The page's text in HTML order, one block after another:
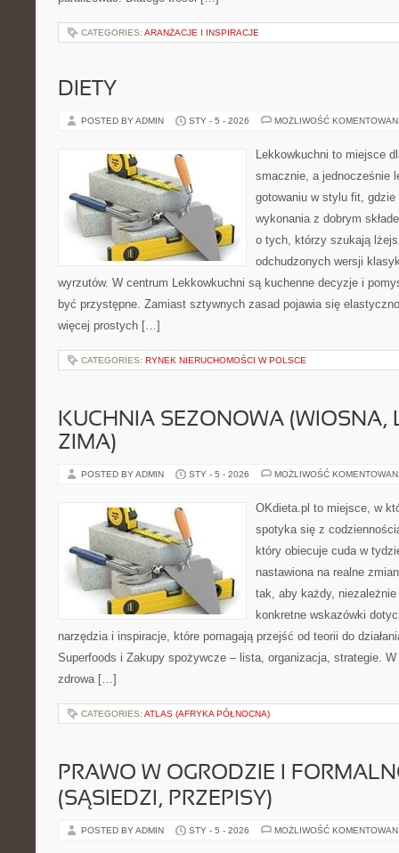
CATEGORIES: ARANŻACJE I INSPIRACJE
DIETY
POSTED BY ADMIN STY - 5 - 2026 MOŻLIWOŚĆ
Lekkowkuchni to miejsce
smacznie, a jednocześnie
gotowaniu w stylu fit, gdzie
wykonania z dobrym
o tych, którzy szukają
odchudzonych wersji
wyrzutów. W centrum Lekkowkuchni są kuchenne decyzje i
być przystępne. Zamiast sztywnych zasad pojawia się
więcej prostych […]
CATEGORIES: RYNEK NIERUCHOMOŚCI W POLSCE
KUCHNIA SEZONOWA (WIOSNA,
ZIMA)
POSTED BY ADMIN STY - 5 - 2026 MOŻLIWOŚĆ
OKdieta.pl to miejsce, w
spotyka się z
który obiecuje cuda w
nastawiona na realne
tak, aby każdy,
konkretne wskazówki
narzędzia i inspiracje, które pomagają przejść od teorii do
Superfoods i Zakupy spożywcze – lista, organizacja, strategie.
zdrowa […]
CATEGORIES: ATLAS (AFRYKA PÓŁNOCNA)
PRAWO W OGRODZIE I
(SĄSIEDZI, PRZEPISY)
POSTED BY ADMIN STY - 5 - 2026 MOŻLIWOŚĆ